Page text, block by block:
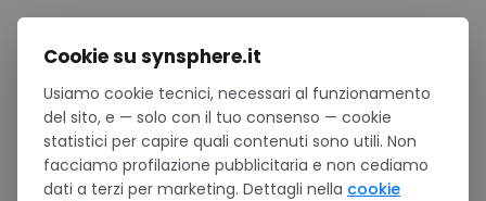
Salta al contenuto
Home / Notizie
Come interrompere la condivisione o modificare le
autorizzazioni in OneDrive (e SharePoint)
GUIDA
Cookie su synsphere.it
Usiamo cookie tecnici, necessari al funzionamento
del sito, e — solo con il tuo consenso — cookie
statistici per capire quali contenuti sono utili. Non
facciamo profilazione pubblicitaria e non cediamo
dati a terzi per marketing. Dettagli nella cookie